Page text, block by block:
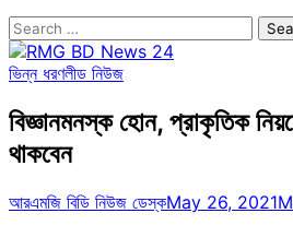
Search
for:
ভিন্ন ধরণলীড নিউজ
বিজ্ঞানমনস্ক হোন, প্রাকৃতিক
থাকবেন
আরএমজি বিডি নিউজ ডেস্কMay 26, 2021